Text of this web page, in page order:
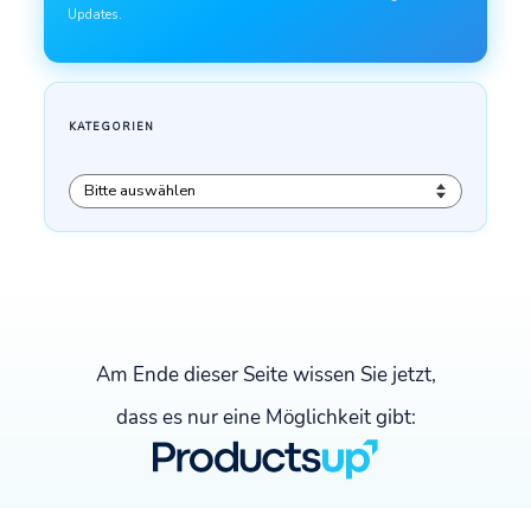
Am Ende dieser Seite wissen Sie jetzt,
dass es nur eine Möglichkeit gibt: